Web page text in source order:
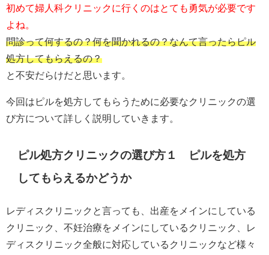
初めて婦人科クリニックに行くのはとても勇気が必要です
よね。
問診って何するの？何を聞かれるの？なんて言ったらピル
処方してもらえるの？
と不安だらけだと思います。
今回はピルを処方してもらうために必要なクリニックの選
び方について詳しく説明していきます。
ピル処方クリニックの選び方１ ピルを処方
してもらえるかどうか
レディスクリニックと言っても、出産をメインにしている
クリニック、不妊治療をメインにしているクリニック、レ
ディスクリニック全般に対応しているクリニックなど様々